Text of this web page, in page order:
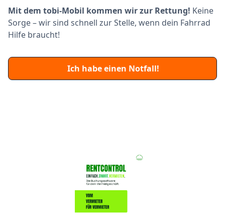
Mit dem tobi-Mobil kommen wir zur Rettung! Keine
Sorge – wir sind schnell zur Stelle, wenn dein Fahrrad
Hilfe braucht!
Ich habe einen Notfall!